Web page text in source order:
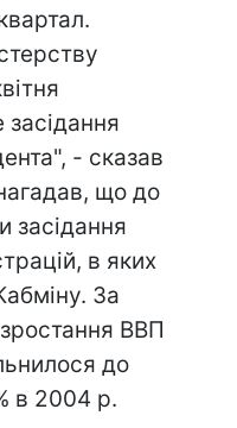
засідання
- сказав
що до
засідання
в яких
За
ВВП
до
в 2004 р.